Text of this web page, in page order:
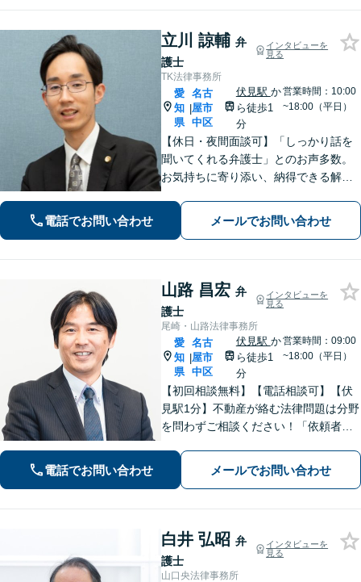
立川 諒輔 弁
護士
インタビューを
見る
TK法律事務所
愛
知
県
|
名古
屋市
中区
伏見駅 か
ら徒歩1
分
営業時間：10:00
~18:00（平日）
【休日・夜間面談可】「しっかり話を
聞いてくれる弁護士」とのお声多数。
お気持ちに寄り添い、納得できる解決
理・企業法務など幅広く対応】複数弁
護士で協議しながら進める体制で、安
電話でお問い合わせ メールでお問い合わせ
山路 昌宏 弁
護士
インタビューを
見る
尾崎・山路法律事務所
愛
知
県
|
名古
屋市
中区
伏見駅 か
ら徒歩1
分
営業時間：09:00
~18:00（平日）
【初回相談無料】【電話相談可】【伏
見駅1分】不動産が絡む法律問題は分野
を問わずご相談ください！「依頼者さ
ひとりでも多くの方のお悩みを解決で
きるように尽力いたします。【メー
電話でお問い合わせ メールでお問い合わせ
白井 弘昭 弁
護士
インタビューを
見る
山口央法律事務所